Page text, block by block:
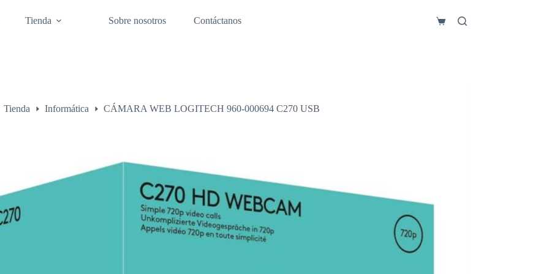
Tienda Sobre nosotros Contáctanos
Carro
Tienda Informática CÁMARA WEB LOGITECH 960-000694 C270 USB